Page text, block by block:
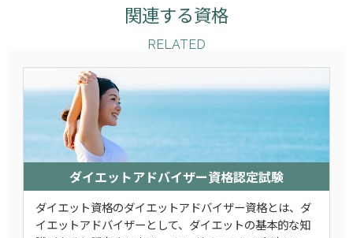
関連する資格
RELATED
ダイエットアドバイザー資格認定試験
ダイエット資格のダイエットアドバイザー資格とは、ダ
イエットアドバイザーとして、ダイエットの基本的な知